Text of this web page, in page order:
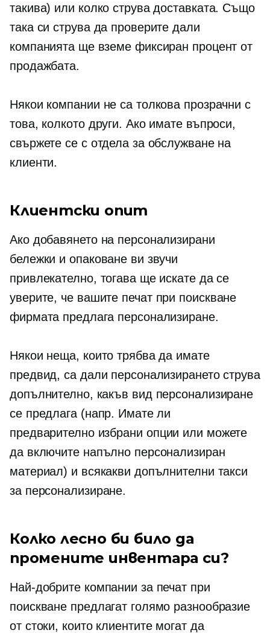
такива) или колко струва доставката. Също
така си струва да проверите дали
компанията ще вземе фиксиран процент от
продажбата.
Някои компании не са толкова прозрачни с
това, колкото други. Ако имате въпроси,
свържете се с отдела за обслужване на
клиенти.
Клиентски опит
Ако добавянето на персонализирани
бележки и опаковане ви звучи
привлекателно, тогава ще искате да се
уверите, че вашите печат при поискване
фирмата предлага персонализиране.
Някои неща, които трябва да имате
предвид, са дали персонализирането струва
допълнително, какъв вид персонализиране
се предлага (напр. Имате ли
предварително избрани опции или можете
да включите напълно персонализиран
материал) и всякакви допълнителни такси
за персонализиране.
Колко лесно би било да
промените инвентара си?
Най-добрите компании за печат при
поискване предлагат голямо разнообразие
от стоки, които клиентите могат да